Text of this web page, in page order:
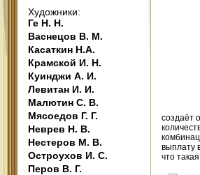
Художники:
Ге Н. Н.
Васнецов В. М.
Касаткин Н.А.
Крамской И. Н.
Куинджи А. И.
Левитан И. И.
Малютин С. В.
Мясоедов Г. Г.
Неврев Н. В.
Нестеров М. В.
Остроухов И. С.
Перов В. Г.
создаёт
выплату
что